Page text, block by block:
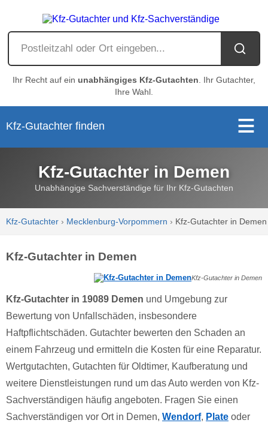
Ihr Recht auf ein unabhängiges Kfz-Gutachten . Ihr Gutachter,
Ihre Wahl.
Kfz-Gutachter finden
Kfz-Gutachter in Demen
Unabhängige Sachverständige für Ihr Kfz-Gutachten
Kfz-Gutachter › Mecklenburg-Vorpommern › Kfz-Gutachter in Demen
Kfz-Gutachter in Demen
Kfz-Gutachter in Demen
Kfz-Gutachter in 19089 Demen und Umgebung zur
Bewertung von Unfallschäden, insbesondere
Haftpflichtschäden. Gutachter bewerten den Schaden an
einem Fahrzeug und ermitteln die Kosten für eine Reparatur.
Wertgutachten, Gutachten für Oldtimer, Kaufberatung und
weitere Dienstleistungen rund um das Auto werden von Kfz-
Sachverständigen häufig angeboten. Fragen Sie einen
Sachverständigen vor Ort in Demen, Wendorf, Plate oder